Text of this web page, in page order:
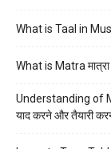
What is Taal in
What is Matra मात्रा
Understanding of
याद करने और तैयारी